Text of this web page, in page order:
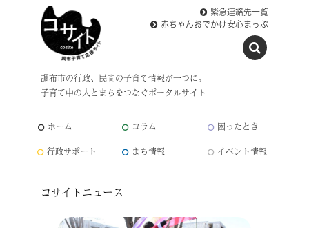
調布市の行政、民間の子育て情報が一つに。
子育て中の人とまちをつなぐポータルサイト
緊急連絡先一覧
赤ちゃんおでかけ安心まっぷ
ホーム コラム
困ったとき
行政サポート
まち情報 イベント情報
コサイトニュース